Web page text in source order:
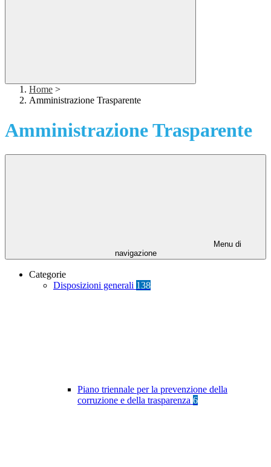
Home >
Amministrazione Trasparente
Amministrazione Trasparente
Menu di
navigazione
Categorie
Disposizioni generali 138
Piano triennale per la prevenzione della
corruzione e della trasparenza 6